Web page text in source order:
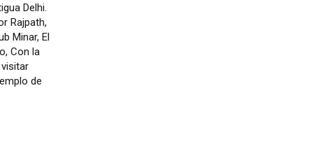
Delhi.
Rajpath,
Minar, El
Con la
de